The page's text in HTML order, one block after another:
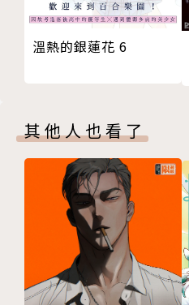
溫熱的銀蓮花 6
其他人也看了